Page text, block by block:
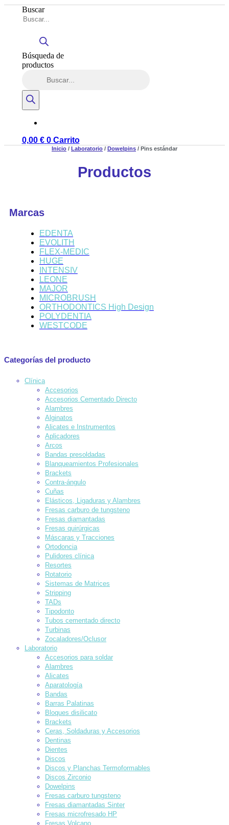
Buscar
Búsqueda de
productos
0,00 € 0 Carrito
Inicio / Laboratorio / Dowelpins / Pins estándar
Productos
Marcas
EDENTA
EVOLITH
FLEX-MEDIC
HUGE
INTENSIV
LEONE
MAJOR
MICROBRUSH
ORTHODONTICS High Design
POLYDENTIA
WESTCODE
Categorías del producto
Clínica
Accesorios
Accesorios Cementado Directo
Alambres
Alginatos
Alicates e Instrumentos
Aplicadores
Arcos
Bandas presoldadas
Blanqueamientos Profesionales
Brackets
Contra-ángulo
Cuñas
Elásticos, Ligaduras y Alambres
Fresas carburo de tungsteno
Fresas diamantadas
Fresas quirúrgicas
Máscaras y Tracciones
Ortodoncia
Pulidores clínica
Resortes
Rotatorio
Sistemas de Matrices
Stripping
TADs
Tipodonto
Tubos cementado directo
Turbinas
Zocaladores/Oclusor
Laboratorio
Accesorios para soldar
Alambres
Alicates
Aparatología
Bandas
Barras Palatinas
Bloques disilicato
Brackets
Ceras, Soldaduras y Accesorios
Dentinas
Dientes
Discos
Discos y Planchas Termoformables
Discos Zirconio
Dowelpins
Fresas carburo tungsteno
Fresas diamantadas Sinter
Fresas microfresado HP
Fresas Volcano